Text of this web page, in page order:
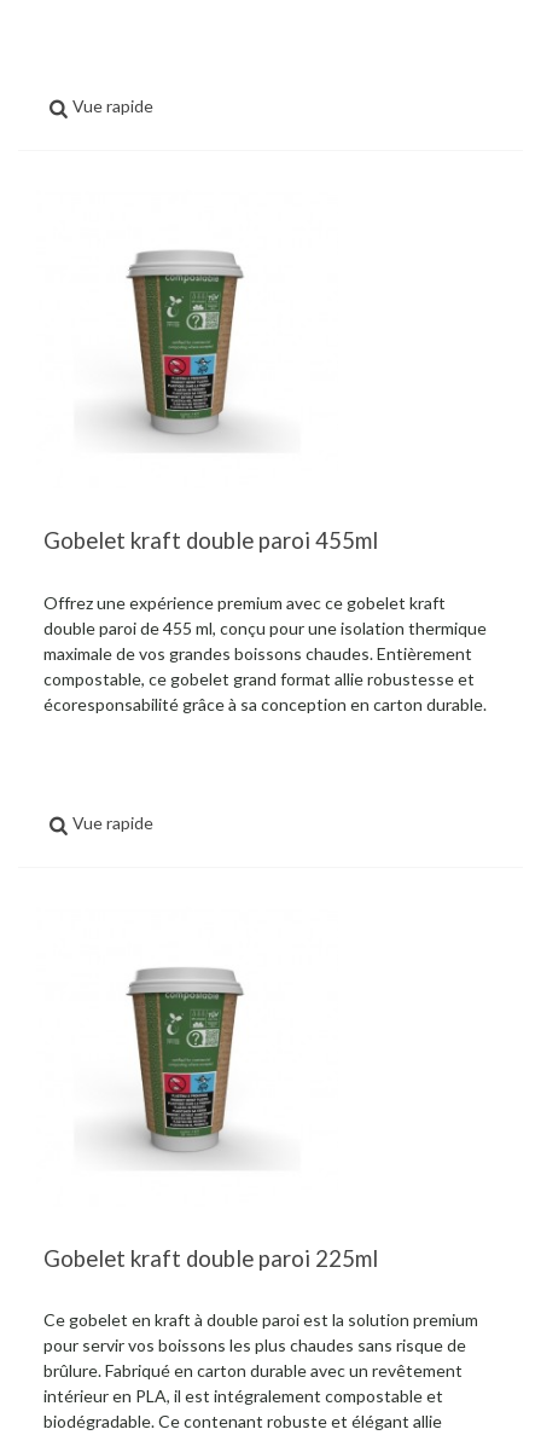
Vue rapide
Gobelet kraft double paroi 455ml
Offrez une expérience premium avec ce gobelet kraft
double paroi de 455 ml, conçu pour une isolation thermique
maximale de vos grandes boissons chaudes. Entièrement
compostable, ce gobelet grand format allie robustesse et
écoresponsabilité grâce à sa conception en carton durable.
Vue rapide
Gobelet kraft double paroi 225ml
Ce gobelet en kraft à double paroi est la solution premium
pour servir vos boissons les plus chaudes sans risque de
brûlure. Fabriqué en carton durable avec un revêtement
intérieur en PLA, il est intégralement compostable et
biodégradable. Ce contenant robuste et élégant allie